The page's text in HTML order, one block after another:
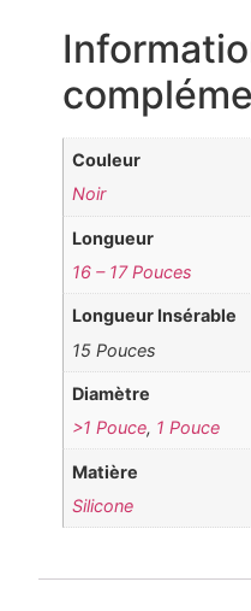
Couleur
Noir
Longueur
16 – 17 Pouces
Longueur Insérable
15 Pouces
Diamètre
>1 Pouce, 1 Pouce
Matière
Silicone